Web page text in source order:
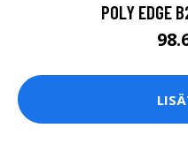
POLY EDGE